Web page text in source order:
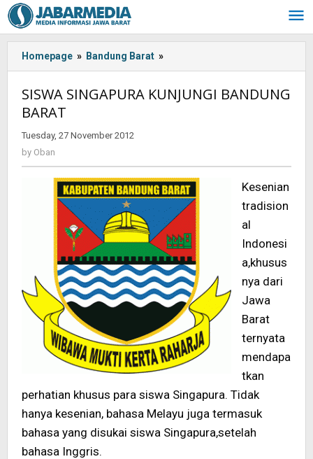
Skip
to
content
Homepage » Bandung Barat »
SINGAPURA
BANDUNG
SISWA SINGAPURA KUNJUNGI BANDUNG
BARAT
Tuesday, 27 November 2012
by Oban
Kesenian
tradision
al
Indonesi
a,khusus
nya dari
Jawa
Barat
ternyata
mendapa
tkan
perhatian khusus para siswa Singapura. Tidak
hanya kesenian, bahasa Melayu juga termasuk
bahasa yang disukai siswa Singapura,setelah
bahasa Inggris.